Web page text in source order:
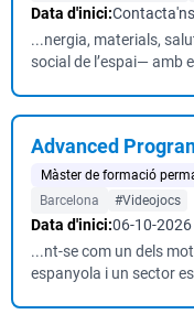
Data d'inici:Contacta'ns
...nergia, materials,
social de l’espai— amb
Advanced
Màster de formació
Barcelona
#Videojocs
Data d'inici:06-10-2026
...nt-se com un dels
espanyola i un sector